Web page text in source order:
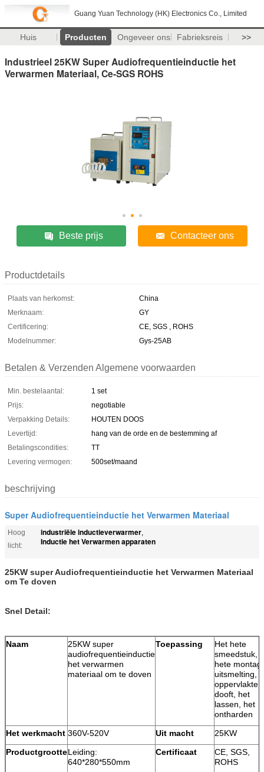
Guang Yuan Technology (HK) Electronics Co., Limited
Huis Producten Ongeveer ons Fabrieksreis >>
Industrieel 25KW Super Audiofrequentieinductie het
Verwarmen Materiaal, Ce-SGS ROHS
Beste prijs Contacteer ons
Productdetails
Plaats van herkomst:
China
Merknaam:
GY
Certificering:
CE, SGS , ROHS
Modelnummer:
Gys-25AB
Betalen & Verzenden Algemene voorwaarden
Min. bestelaantal:
1 set
Prijs:
negotiable
Verpakking Details:
HOUTEN DOOS
Levertijd:
hang van de orde en de bestemming af
Betalingscondities:
TT
Levering vermogen:
500set/maand
beschrijving
Super Audiofrequentieinductie het Verwarmen Materiaal
Hoog
licht:
industriële inductieverwarmer,
Inductie het Verwarmen apparaten
25KW super Audiofrequentieinductie het Verwarmen Materiaal
om Te doven
Snel Detail:
Naam
25KW super
audiofrequentieinductie
het verwarmen
materiaal om te doven
Toepassing
Het hete
smeedstuk,
hete
uitsmelting,
oppervlakte
dooft, het
lassen, het
ontharden
Het werkmacht 360V-520V Uit macht
25KW
ProductgrootteLeiding:
640*280*550mm
Certificaat
CE, SGS,
ROHS